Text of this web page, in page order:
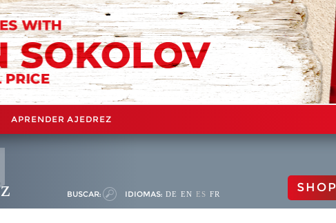
APRENDER AJEDREZ
BUSCAR: IDIOMAS: DE EN ES FR SHOP